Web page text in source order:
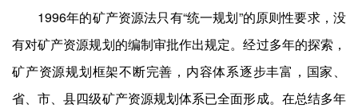
1996年的矿产资源法只有“统一规划”的原则性要求，没
有对矿产资源规划的编制审批作出规定。经过多年的探索，
矿产资源规划框架不断完善，内容体系逐步丰富，国家、
省、市、县四级矿产资源规划体系已全面形成。在总结多年